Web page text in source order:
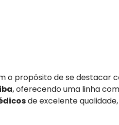
o propósito de se destacar
, oferecendo uma linha
de excelente